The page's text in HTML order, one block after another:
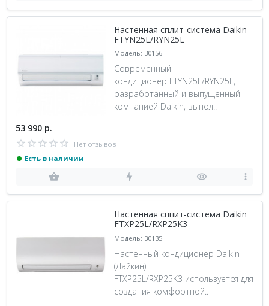
Настенная сплит-система Daikin
FTYN25L/RYN25L
Модель: 30156
Современный
кондиционер FTYN25L/RYN25L,
разработанный и выпущенный
компанией Daikin, выпол..
53 990 р.
Нет отзывов
Есть в наличии
Настенная сппит-система Daikin
FTXP25L/RXP25K3
Модель: 30135
Настенный кондиционер Daikin
(Дайкин)
FTXP25L/RXP25K3 используется для
создания комфортной..